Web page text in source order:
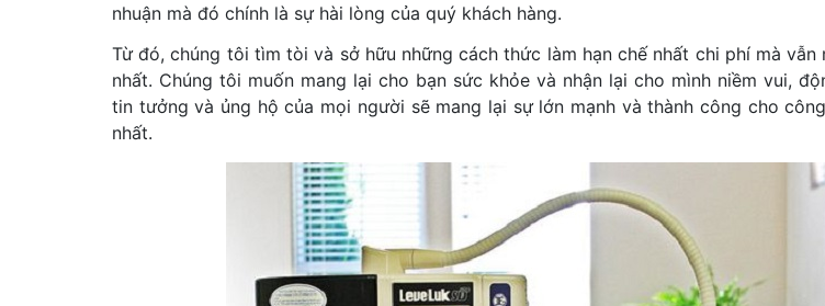
nhuận mà đó chính là sự hài lòng của quý khách hàng.
Từ đó, chúng tôi tìm tòi và sở hữu những cách thức làm hạn chế nhất chi phí mà
nhất. Chúng tôi muốn mang lại cho bạn sức khỏe và nhận lại cho mình niềm vui,
tin tưởng và ủng hộ của mọi người sẽ mang lại sự lớn mạnh và thành công cho
nhất.